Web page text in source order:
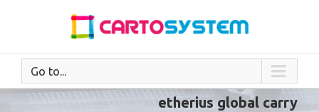
Go to...
etherius global carry